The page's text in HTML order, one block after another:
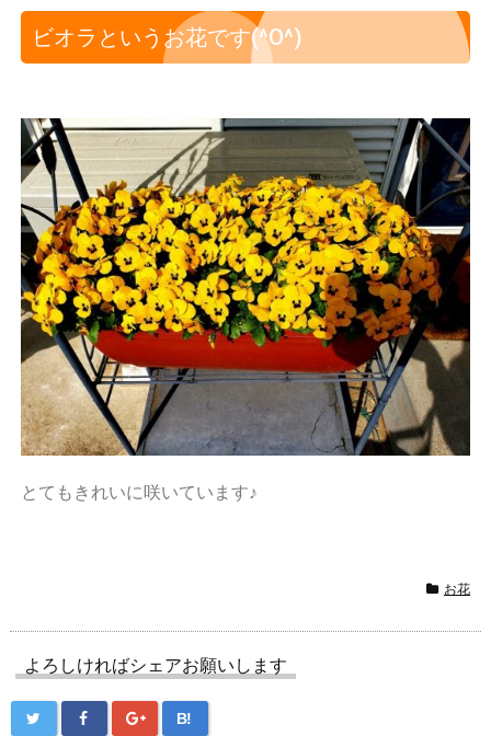
ビオラというお花です(^O^)
とてもきれいに咲いています♪
お花
よろしければシェアお願いします
B!